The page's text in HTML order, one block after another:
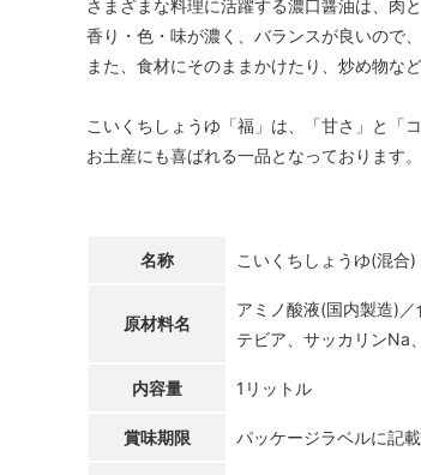
さまざまな料理に活躍する濃口醤油は、肉
香り・色・味が濃く、バランスが良いので
また、食材にそのままかけたり、炒め物な
こいくちしょうゆ「福」は、「甘さ」と「
お土産にも喜ばれる一品となっております。
名称 こいくちしょうゆ(混合)
原材料名
アミノ酸液(国内製造)
テビア、サッカリンNa
内容量 1リットル
賞味期限 パッケージラベルに記載